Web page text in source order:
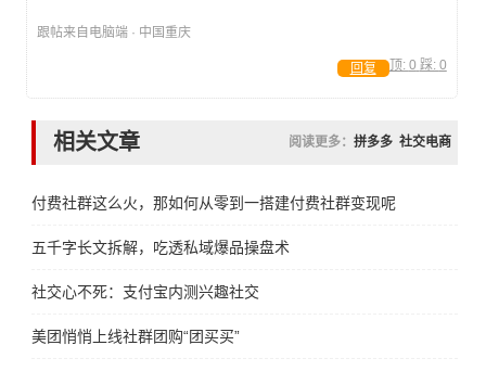
跟帖来自电脑端 · 中国重庆
顶: 0 踩: 0
回复
相关文章 阅读更多： 拼多多 社交电商
付费社群这么火，那如何从零到一搭建付费社群变现呢
五千字长文拆解，吃透私域爆品操盘术
社交心不死：支付宝内测兴趣社交
美团悄悄上线社群团购“团买买”